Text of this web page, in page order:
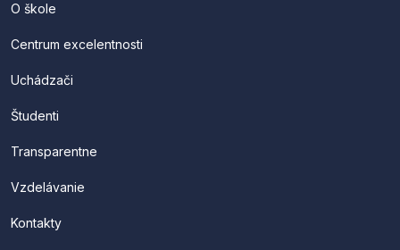
O škole
Centrum excelentnosti
Uchádzači
Študenti
Transparentne
Vzdelávanie
Kontakty